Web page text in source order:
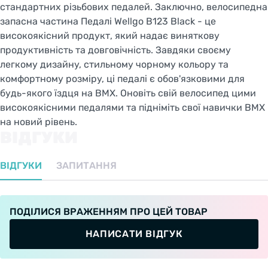
стандартних різьбових педалей. Заключно, велосипедна
запасна частина Педалі Wellgo B123 Black - це
високоякісний продукт, який надає виняткову
продуктивність та довговічність. Завдяки своєму
легкому дизайну, стильному чорному кольору та
комфортному розміру, ці педалі є обов'язковими для
будь-якого їздця на BMX. Оновіть свій велосипед цими
високоякісними педалями та підніміть свої навички BMX
на новий рівень.
ВІДГУКИ ЗАПИТАННЯ
ПОДІЛИСЯ ВРАЖЕННЯМ ПРО ЦЕЙ ТОВАР
НАПИСАТИ ВІДГУК